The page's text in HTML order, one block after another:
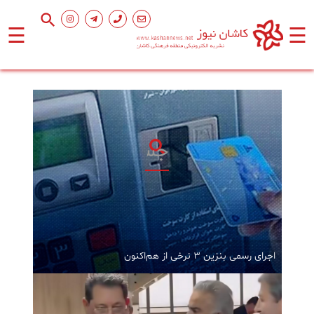
☰ ☰
اصلی
فرهنگ
ورزشی
زیست
اجرای رسمی بنزین ۳ نرخی از هم‌اکنون